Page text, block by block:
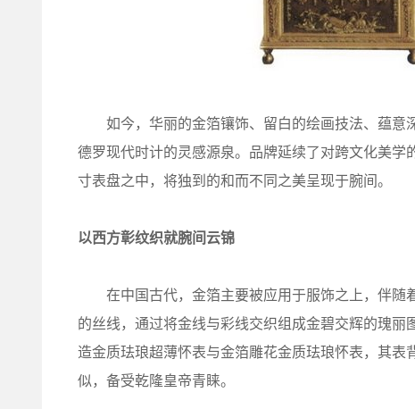
如今，华丽的金箔镶饰、留白的绘画技法、蕴意
德罗现代时计的灵感源泉。品牌延续了对跨文化美
寸表盘之中，将独到的和而不同之美呈现于腕间。
以西方彰纹织就腕间云锦
在中国古代，金箔主要被应用于服饰之上，伴随
的丝线，通过将金线与彩线交织组成金碧交辉的瑰
造金质珐琅超薄怀表与金箔雕花金质珐琅怀表，其
似，备受乾隆皇帝青睐。